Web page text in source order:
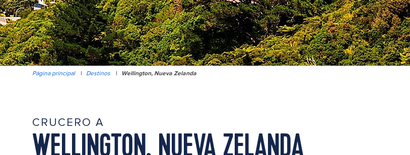
Página principal | Destinos | Wellington, Nueva Zelanda
CRUCERO A
WELLINGTON, NUEVA ZELANDA